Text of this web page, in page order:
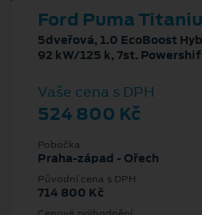
Ford Puma
5dveřová, 1.0 EcoBoost
92 kW/125 k, 7st.
Vaše cena s DPH
524 800 Kč
Pobočka
Praha-západ - Ořech
Původní cena s DPH
714 800 Kč